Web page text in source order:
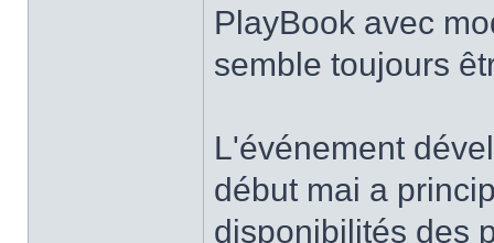
PlayBook avec
semble toujours
L'événement
début mai a
disponibilités des